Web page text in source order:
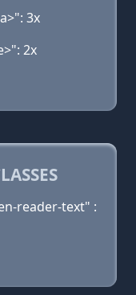
3x
2x
reader-text" :